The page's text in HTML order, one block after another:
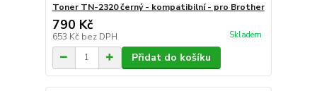
Toner TN-2320 černý - kompatibilní - pro Brother
790 Kč
653 Kč bez DPH Skladem
Přidat do košíku